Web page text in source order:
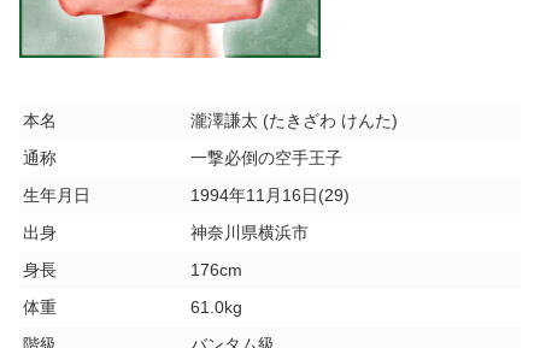
本名
瀧澤謙太 (たきざわ けんた)
通称
一撃必倒の空手王子
生年月日
1994年11月16日(29)
出身
神奈川県横浜市
身長
176cm
体重
61.0kg